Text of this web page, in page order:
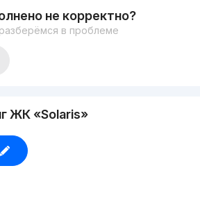
не корректно?
в проблеме
ЖК «Solaris»